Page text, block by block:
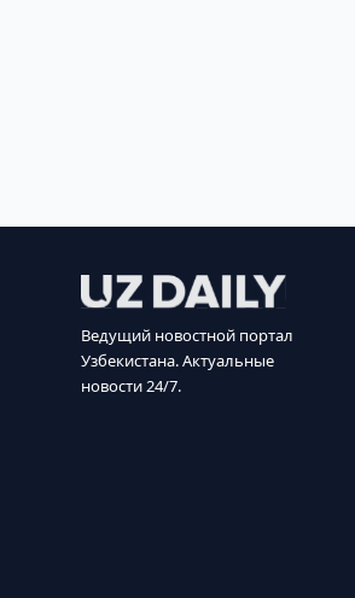
Ведущий новостной портал
Узбекистана. Актуальные
новости 24/7.